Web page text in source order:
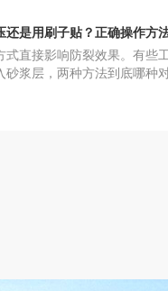
还是用刷子贴？正确操作方
式直接影响防裂效果。有些
砂浆层，两种方法到底哪种